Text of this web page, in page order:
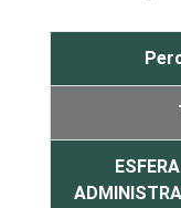
ESFERA